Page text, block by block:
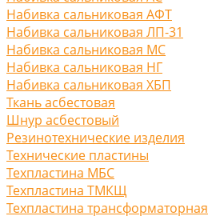
Набивка сальниковая АФТ
Набивка сальниковая ЛП-31
Набивка сальниковая МС
Набивка сальниковая НГ
Набивка сальниковая ХБП
Ткань асбестовая
Шнур асбестовый
Резинотехнические изделия
Технические пластины
Техпластина МБС
Техпластина ТМКЩ
Техпластина трансформаторная